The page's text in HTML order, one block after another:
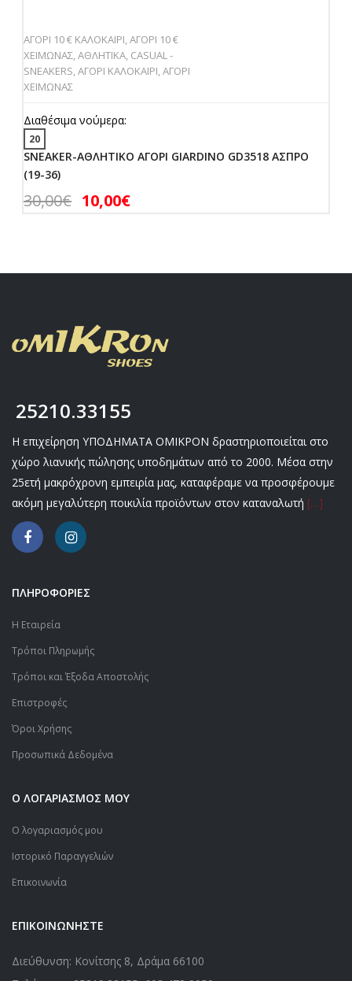
ΑΓΟΡΙ 10 € ΚΑΛΟΚΑΙΡΙ,ΑΓΟΡΙ 10 €
ΧΕΙΜΩΝΑΣ,ΑΘΛΗΤΙΚΑ, CASUAL -
SNEAKERS,ΑΓΟΡΙ ΚΑΛΟΚΑΙΡΙ,ΑΓΟΡΙ
ΧΕΙΜΩΝΑΣ
Διαθέσιμα νούμερα:
20
SNEAKER-ΑΘΛΗΤΙΚΟ ΑΓΟΡΙ GIARDINO GD3518 ΑΣΠΡΟ
(19-36)
30,00€ 10,00€
25210.33155
Η επιχείρηση ΥΠΟΔΗΜΑΤΑ ΟΜΙΚΡΟΝ δραστηριοποιείται στο
χώρο λιανικής πώλησης υποδημάτων από το 2000. Μέσα στην
25ετή μακρόχρονη εμπειρία μας, καταφέραμε να προσφέρουμε
ακόμη μεγαλύτερη ποικιλία προϊόντων στον καταναλωτή […]
ΠΛΗΡΟΦΟΡΙΕΣ
Η Εταιρεία
Τρόποι Πληρωμής
Τρόποι και Έξοδα Αποστολής
Επιστροφές
Όροι Χρήσης
Προσωπικά Δεδομένα
Ο ΛΟΓΑΡΙΑΣΜΟΣ ΜΟΥ
Ο λογαριασμός μου
Ιστορικό Παραγγελιών
Επικοινωνία
ΕΠΙΚΟΙΝΩΝΗΣΤΕ
Διεύθυνση: Κονίτσης 8, Δράμα 66100